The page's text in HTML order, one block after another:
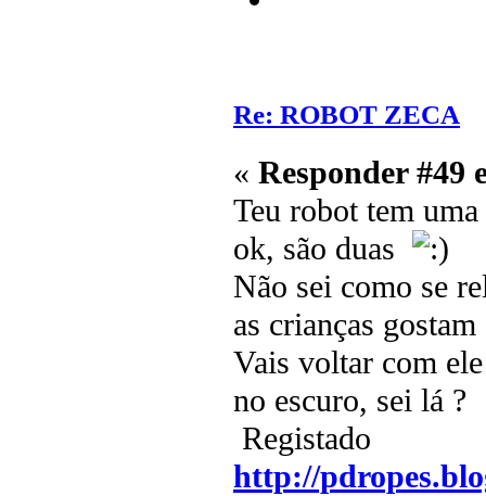
Re: ROBOT ZECA
« Responder #49
Teu robot tem
ok, são duas
Não sei como se
as crianças gostam
Vais voltar com
no escuro, sei lá ?
Registado
http://